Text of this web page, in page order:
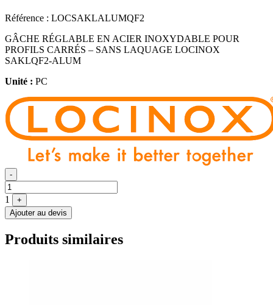
Référence : LOCSAKLALUMQF2
GÂCHE RÉGLABLE EN ACIER INOXYDABLE POUR
PROFILS CARRÉS – SANS LAQUAGE LOCINOX
SAKLQF2-ALUM
Unité : PC
Quantité
-
1
+
Ajouter au devis
Produits similaires